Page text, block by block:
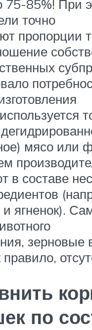
75-85%! При
точно
пропорции
мясо или
в составе
и ягненок).
зерновые
правило,
по